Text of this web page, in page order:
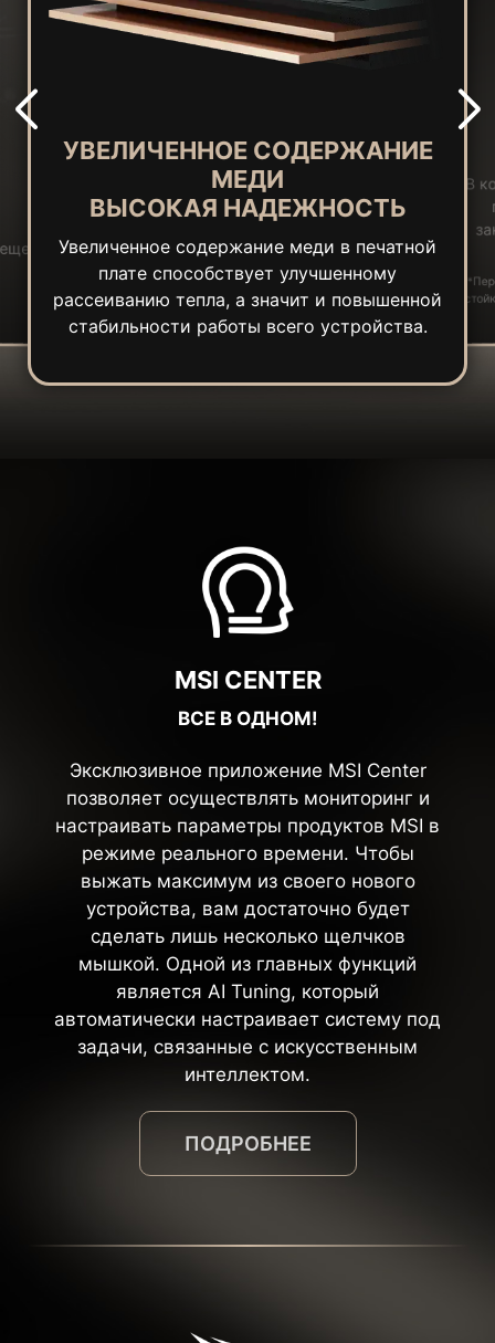
УВЕЛИЧЕННОЕ СОДЕРЖАНИЕ
МЕДИ
ВЫСОКАЯ НАДЕЖНОСТЬ
Увеличенное содержание меди в печатной
плате способствует улучшенному
рассеиванию тепла, а значит и повышенной
стабильности работы всего устройства.
В
MSI CENTER
ВСЕ В ОДНОМ!
Эксклюзивное приложение MSI Center
позволяет осуществлять мониторинг и
настраивать параметры продуктов MSI в
режиме реального времени. Чтобы
выжать максимум из своего нового
устройства, вам достаточно будет
сделать лишь несколько щелчков
мышкой. Одной из главных функций
является AI Tuning, который
автоматически настраивает систему под
задачи, связанные с искусственным
интеллектом.
ПОДРОБНЕЕ